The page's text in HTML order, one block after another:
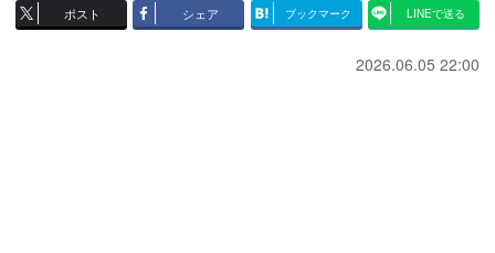
ポスト シェア ブックマーク LINEで送る
2026.06.05 22:00